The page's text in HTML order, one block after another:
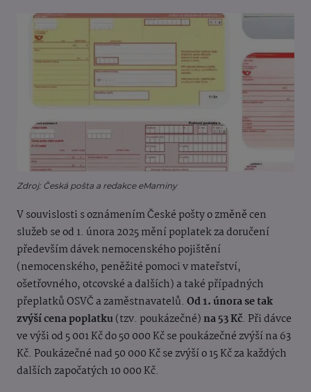
Zdroj: Česká pošta a redakce eMaminy
V souvislosti s oznámením České pošty o změně cen
služeb se od 1. února 2025 mění poplatek za doručení
především dávek nemocenského pojištění
(nemocenského, peněžité pomoci v mateřství,
ošetřovného, otcovské a dalších) a také případných
přeplatků OSVČ a zaměstnavatelů. Od 1. února se tak
zvýší cena poplatku(tzv. poukázečné) na 53 Kč. Při dávce
ve výši od 5 001 Kč do 50 000 Kč se poukázečné zvýší na 63
Kč. Poukázečné nad 50 000 Kč se zvýší o 15 Kč za každých
dalších započatých 10 000 Kč.